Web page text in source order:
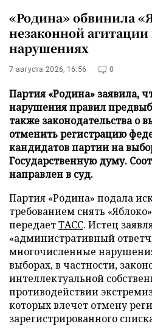
«Родина» обвинила
незаконной
нарушениях
7 августа 2026, 16:56 0
Партия «Родина» заявила,
нарушения правил
также законодательства о
отменить регистрацию
кандидатов партии на
Государственную думу.
направлен в суд.
Партия «Родина» подала
требованием снять
передаетТАСС. Истец
«административный
многочисленные
выборах, в частности,
интеллектуальной
противодействии
которых влечет отмену
зарегистрированного